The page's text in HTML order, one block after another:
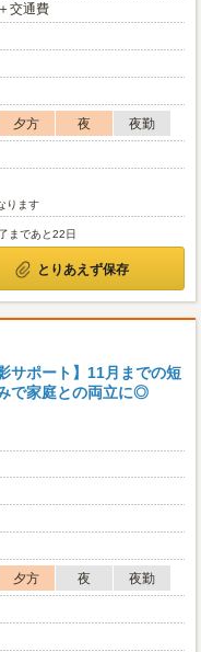
交通費
夕方 夜
夜勤
ります
まであと22日
とりあえず保存
サポート】11月までの短
で家庭との両立に◎
夕方 夜
夜勤